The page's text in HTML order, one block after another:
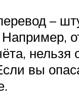
–
Например,
вы